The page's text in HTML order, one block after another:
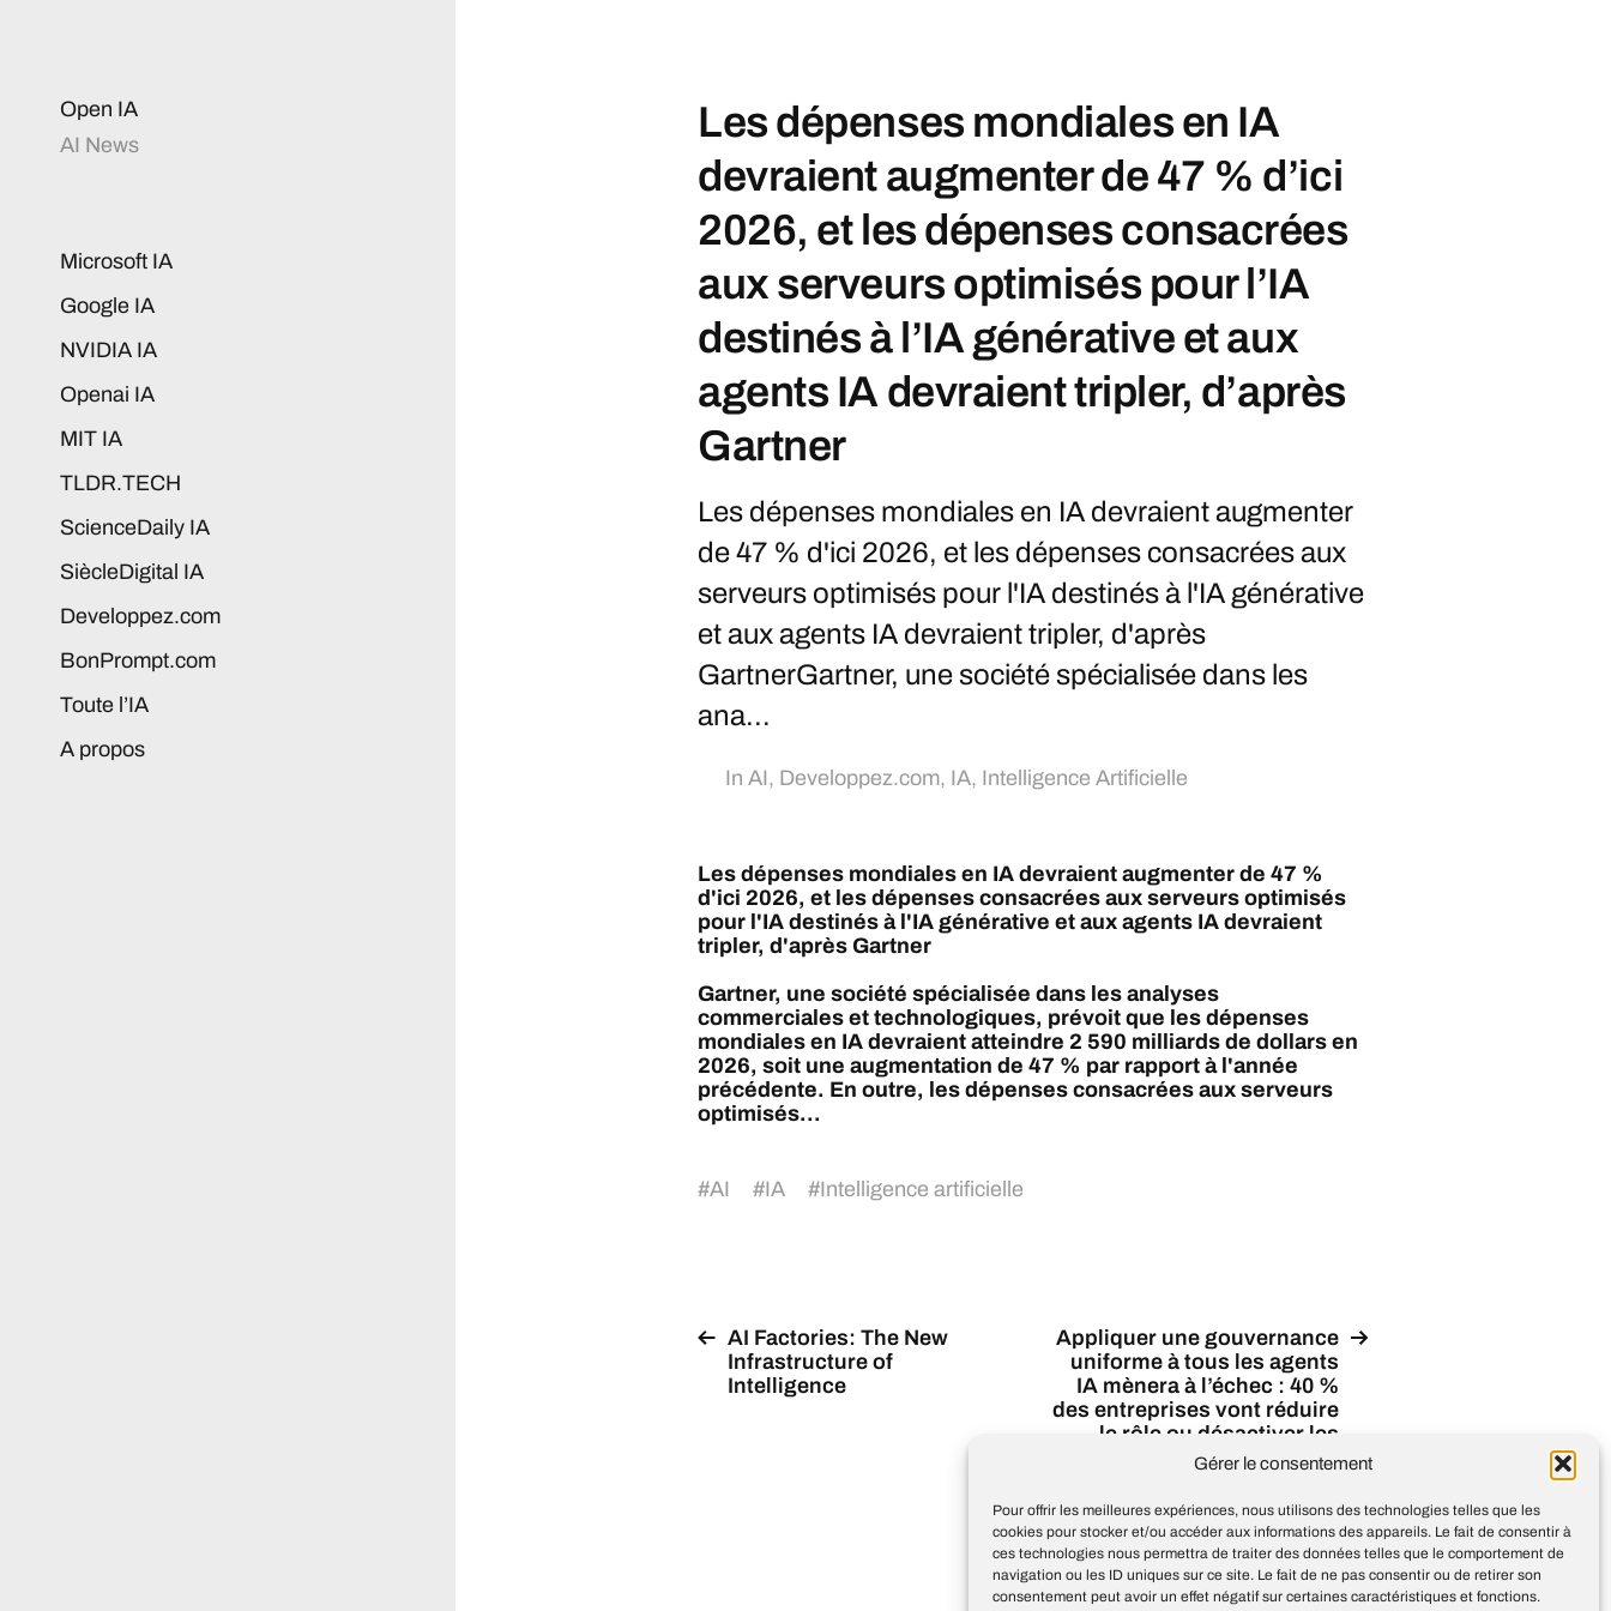
Gérer le consentement
Pour offrir les meilleures expériences, nous utilisons des technologies telles que les
cookies pour stocker et/ou accéder aux informations des appareils. Le fait de consentir à
ces technologies nous permettra de traiter des données telles que le comportement de
navigation ou les ID uniques sur ce site. Le fait de ne pas consentir ou de retirer son
consentement peut avoir un effet négatif sur certaines caractéristiques et fonctions.
Open IA
AI News
Microsoft IA
Google IA
NVIDIA IA
Openai IA
MIT IA
TLDR.TECH
ScienceDaily IA
SiècleDigital IA
Developpez.com
BonPrompt.com
Toute l’IA
A propos
Les dépenses mondiales en IA
devraient augmenter de 47 % d’ici
2026, et les dépenses consacrées
aux serveurs optimisés pour l’IA
destinés à l’IA générative et aux
agents IA devraient tripler, d’après
Gartner
Les dépenses mondiales en IA devraient augmenter
de 47 % d'ici 2026, et les dépenses consacrées aux
serveurs optimisés pour l'IA destinés à l'IA générative
et aux agents IA devraient tripler, d'après
GartnerGartner, une société spécialisée dans les
ana...
In AI, Developpez.com, IA, Intelligence Artificielle
Les dépenses mondiales en IA devraient augmenter de 47 %
d'ici 2026, et les dépenses consacrées aux serveurs optimisés
pour l'IA destinés à l'IA générative et aux agents IA devraient
tripler, d'après Gartner
Gartner, une société spécialisée dans les analyses
commerciales et technologiques, prévoit que les dépenses
mondiales en IA devraient atteindre 2 590 milliards de dollars en
2026, soit une augmentation de 47 % par rapport à l'année
précédente. En outre, les dépenses consacrées aux serveurs
optimisés...
#AI #IA #Intelligence artificielle
AI Factories: The New
Infrastructure of
Intelligence
Appliquer une gouvernance
uniforme à tous les agents
IA mènera à l’échec : 40 %
des entreprises vont réduire
le rôle ou désactiver les
agents IA autonomes en
gouvernance, selon Gartner